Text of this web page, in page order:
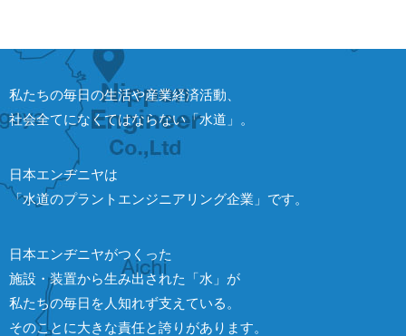
私たちの毎日の生活や産業経済活動、
社会全てになくてはならない「水道」。
日本エンヂニヤは
「水道のプラントエンジニアリング企業」です。
日本エンヂニヤがつくった
施設・装置から生み出された「水」が
私たちの毎日を人知れず支えている。
そのことに大きな責任と誇りがあります。